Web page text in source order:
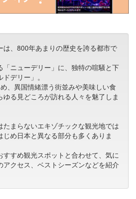
は、800年あまりの歴史を誇る都市で
「ニューデリー」に、独特の喧騒と下
デリー」。
、異国情緒漂う街並みや美味しい食
る見どころが訪れる人々を魅了しま
たまらないエキゾチックな観光地では
め日本と異なる部分も多くありま
すすめ観光スポットと合わせて、気に
アクセス、ベストシーズンなどを紹介